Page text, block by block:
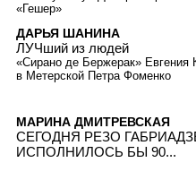
«Гешер»
ДАРЬЯ ШАНИНА
ЛУЧший из людей
«Сирано де Бержерак» Евгения
в Метерской Петра Фоменко
МАРИНА ДМИТРЕВСКАЯ
СЕГОДНЯ РЕЗО
ИСПОЛНИЛОСЬ БЫ 90...